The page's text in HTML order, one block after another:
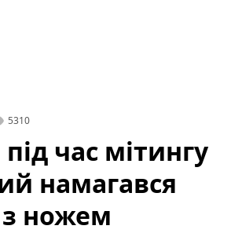
5310
час мітингу
намагався
ножем